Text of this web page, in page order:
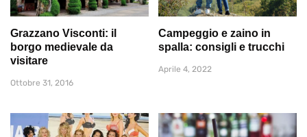
Grazzano Visconti: il
borgo medievale da
visitare
Ottobre 31, 2016
Campeggio e zaino in
spalla: consigli e trucchi
Aprile 4, 2022